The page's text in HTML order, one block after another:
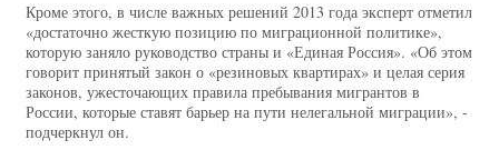
Кроме этого, в числе важных решений 2013 года эксперт отметил
«достаточно жесткую позицию по миграционной политике»,
которую заняло руководство страны и «Единая Россия». «Об этом
говорит принятый закон о «резиновых квартирах» и целая серия
законов, ужесточающих правила пребывания мигрантов в
России, которые ставят барьер на пути нелегальной миграции», -
подчеркнул он.